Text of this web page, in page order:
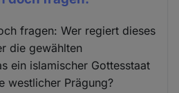
fragen: Wer regiert dieses
die gewählten
ein islamischer Gottesstaat
westlicher Prägung?